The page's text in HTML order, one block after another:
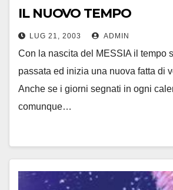
IL NUOVO TEMPO
LUG 21, 2003 ADMIN
Con la nascita del MESSIA il tempo
passata ed inizia una nuova fatta di
Anche se i giorni segnati in ogni
comunque…